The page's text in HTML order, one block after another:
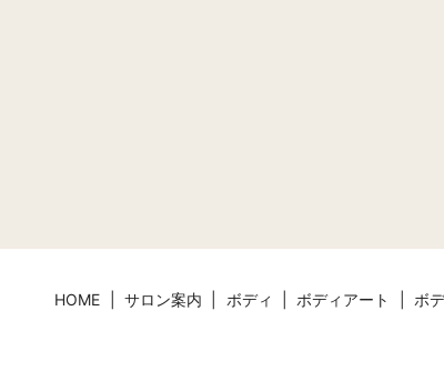
HOME サロン案内 ボディ ボディアート ボ